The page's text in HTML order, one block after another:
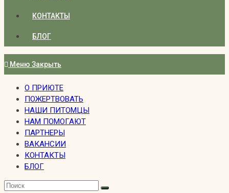
КОНТАКТЫ
БЛОГ
Меню Закрыть
О ПРИЮТЕ
ПОЖЕРТВОВАТЬ
НАШИ ПИТОМЦЫ
НАМ ПОМОГАЮТ
ПАРТНЕРЫ
ВАКАНСИИ
КОНТАКТЫ
БЛОГ